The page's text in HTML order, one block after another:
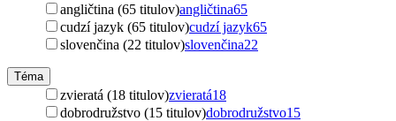
angličtina (65 titulov)angličtina65
cudzí jazyk (65 titulov)cudzí jazyk65
slovenčina (22 titulov)slovenčina22
Téma
zvieratá (18 titulov)zvieratá18
dobrodružstvo (15 titulov)dobrodružstvo15